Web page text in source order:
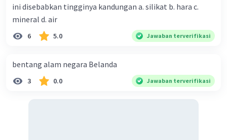
ini disebabkan tingginya kandungan a. silikat b. hara c.
mineral d. air
6 5.0 Jawaban terverifikasi
bentang alam negara Belanda
3 0.0 Jawaban terverifikasi